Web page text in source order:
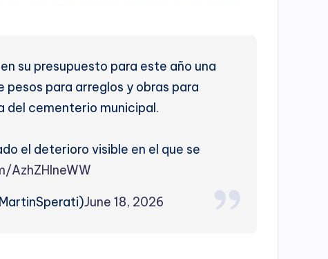
su presupuesto para este año una
pesos para arreglos y obras para
del cementerio municipal.
el deterioro visible en el que se
AzhZHIneWW
June 18, 2026